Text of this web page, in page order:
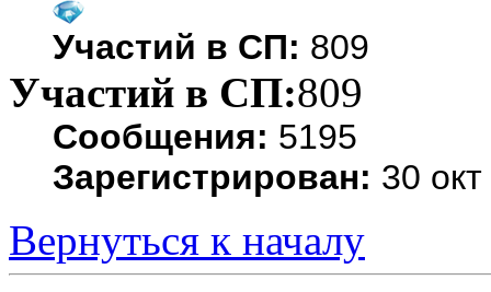
Участий в СП: 809
Участий в СП:809
Сообщения: 5195
Зарегистрирован: 30
Вернуться к началу